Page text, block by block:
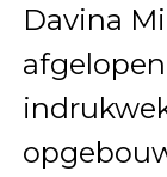
Davina